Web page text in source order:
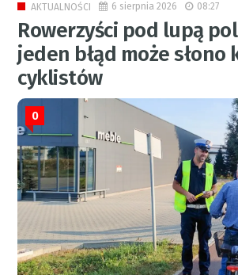
AKTUALNOŚCI 6 sierpnia 2026 08:27
Rowerzyści pod lupą
jeden błąd może słono
cyklistów
0